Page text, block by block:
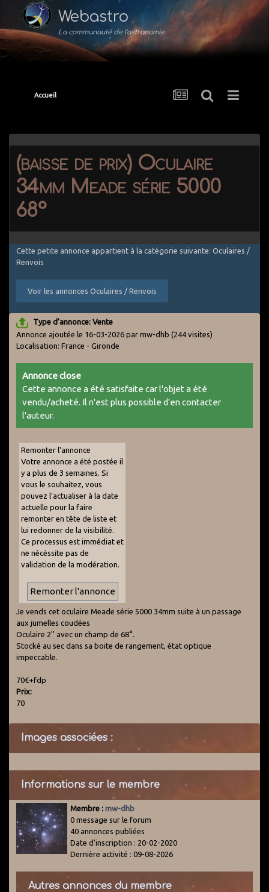
Webastro
La communauté de l'astronomie
Accueil
(baisse de prix) Oculaire
34mm Meade série 5000
68°
Cette petite annonce appartient à la catégorie suivante: Oculaires /
Renvois
Voir les annonces Oculaires / Renvois
Type d'annonce: Vente
Annonce ajoutée le 16-03-2026 par mw-dhb (244 visites)
Localisation: France - Gironde
Annonce close
Cette annonce a été satisfaite car l'objet a été
vendu/acheté. Il n'est plus possible d'en contacter
l'auteur.
Remonter l'annonce
Votre annonce a été postée il
y a plus de 3 semaines. Si
vous le souhaitez, vous
pouvez l'actualiser à la date
actuelle pour la faire
remonter en tête de liste et
lui redonner de la visibilité.
Ce processus est immédiat et
ne nécéssite pas de
validation de la modération.
Je vends cet oculaire Meade série 5000 34mm suite à un passage
aux jumelles coudées
Oculaire 2'' avec un champ de 68°.
Stocké au sec dans sa boite de rangement, état optique
impeccable.
70€+fdp
Prix:
70
Images associées :
Informations sur le membre
Membre : mw-dhb
0 message sur le forum
40 annonces publiées
Date d'inscription : 20-02-2020
Dernière activité : 09-08-2026
Autres annonces du membre